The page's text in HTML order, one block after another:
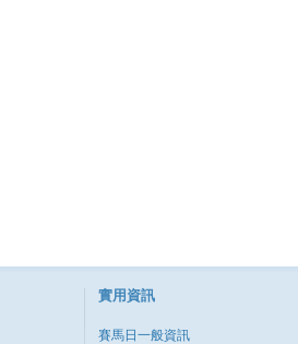
實用資訊
賽馬日一般資訊